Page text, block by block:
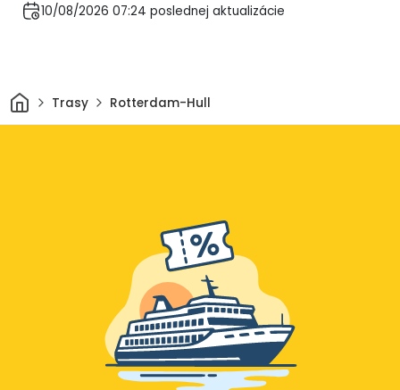
10/08/2026 07:24 poslednej aktualizácie
Domov
Trasy Rotterdam-Hull